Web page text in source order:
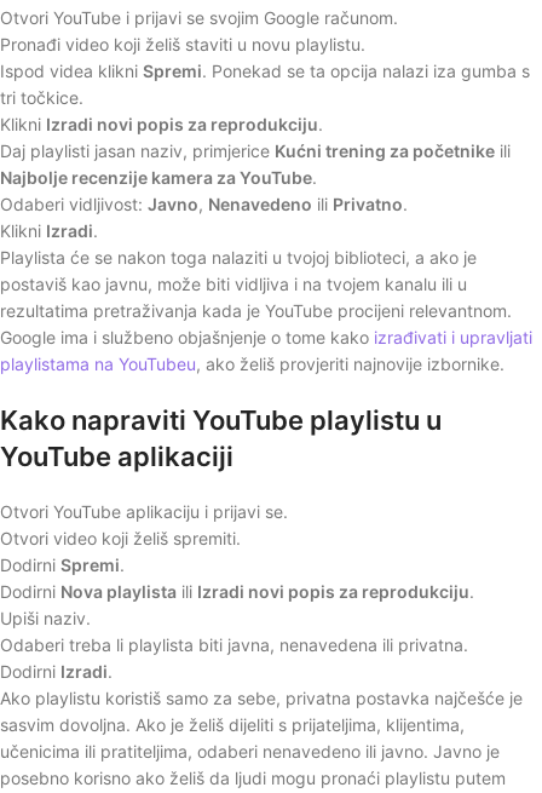
Otvori YouTube i prijavi se svojim Google računom.
Pronađi video koji želiš staviti u novu playlistu.
Ispod videa klikni Spremi. Ponekad se ta opcija nalazi iza gumba s
tri točkice.
Klikni Izradi novi popis za reprodukciju.
Daj playlisti jasan naziv, primjerice Kućni trening za početnike ili
Najbolje recenzije kamera za YouTube.
Odaberi vidljivost: Javno, Nenavedeno ili Privatno.
Klikni Izradi.
Playlista će se nakon toga nalaziti u tvojoj biblioteci, a ako je
postaviš kao javnu, može biti vidljiva i na tvojem kanalu ili u
rezultatima pretraživanja kada je YouTube procijeni relevantnom.
Google ima i službeno objašnjenje o tome kako izrađivati i upravljati
playlistama na YouTubeu, ako želiš provjeriti najnovije izbornike.
Kako napraviti YouTube playlistu u
YouTube aplikaciji
Otvori YouTube aplikaciju i prijavi se.
Otvori video koji želiš spremiti.
Dodirni Spremi.
Dodirni Nova playlista ili Izradi novi popis za reprodukciju.
Upiši naziv.
Odaberi treba li playlista biti javna, nenavedena ili privatna.
Dodirni Izradi.
Ako playlistu koristiš samo za sebe, privatna postavka najčešće je
sasvim dovoljna. Ako je želiš dijeliti s prijateljima, klijentima,
učenicima ili pratiteljima, odaberi nenavedeno ili javno. Javno je
posebno korisno ako želiš da ljudi mogu pronaći playlistu putem